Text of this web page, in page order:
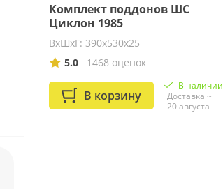
Комплект поддонов ШС
Циклон 1985
ВхШхГ: 390х530х25
5.0
1468 оценок
В корзину
В наличии
Доставка ~
20 августа